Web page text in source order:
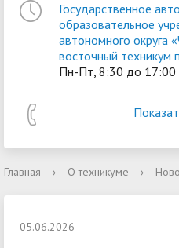
Государственное
образовательное
автономного округа
восточный техникум
Пн-Пт, 8:30 до 17:00
Главная › О техникуме ›
05.06.2026